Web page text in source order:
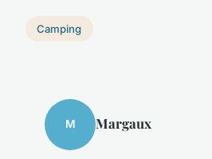
Camping
M Margaux